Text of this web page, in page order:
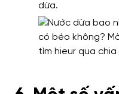
dừa.